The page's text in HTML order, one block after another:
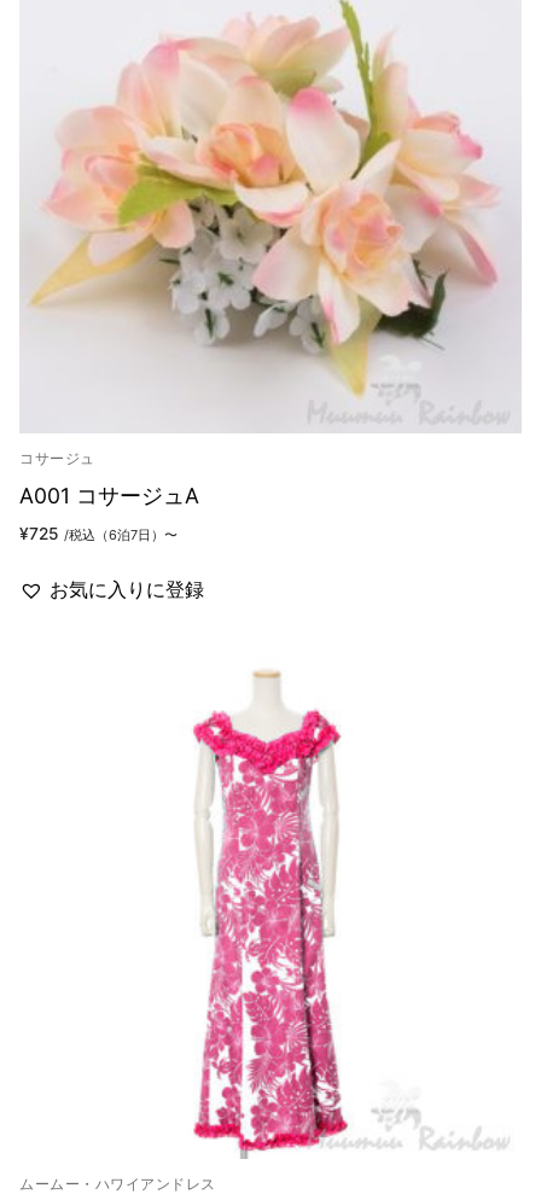
コサージュ
A001 コサージュA
¥725 /税込（6泊7日）〜
お気に入りに登録
ムームー・ハワイアンドレス